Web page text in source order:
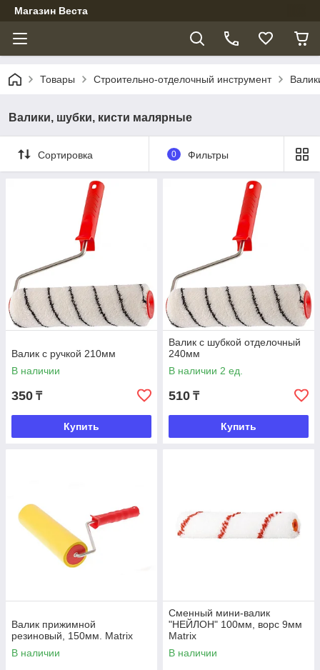
Магазин Веста
Товары Строительно-отделочный инструмент
Валики, шубки, кисти малярные
Сортировка 0 Фильтры
Валик с ручкой 210мм
В наличии
350 ₸
Купить
Валик с шубкой отделочный
240мм
В наличии 2 ед.
510 ₸
Купить
Валик прижимной
резиновый, 150мм. Matrix
В наличии
Сменный мини-валик
"НЕЙЛОН" 100мм, ворс 9мм
Matrix
В наличии